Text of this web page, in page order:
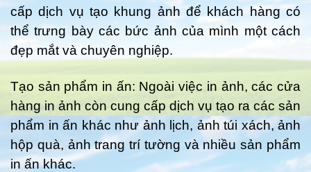
cấp dịch vụ tạo khung ảnh để khách hàng có
thể trưng bày các bức ảnh của mình một cách
đẹp mắt và chuyên nghiệp.
Tạo sản phẩm in ấn: Ngoài việc in ảnh, các cửa
hàng in ảnh còn cung cấp dịch vụ tạo ra các sản
phẩm in ấn khác như ảnh lịch, ảnh túi xách, ảnh
hộp quà, ảnh trang trí tường và nhiều sản phẩm
in ấn khác.